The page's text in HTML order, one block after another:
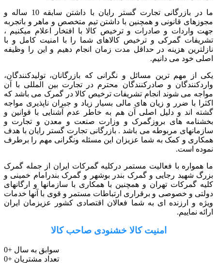
ما در بازرگانی تجارت گستر رایان با داشتن سابقه 10 ساله و
مجوزهای قانونی و همچنین با داشتن تیم متخصص و ماهر و باتجربه
جهت واردات و صادرات و ترخیص کالا با افتخار اعلام میکنیم ،
تشریفات گمرکی و ترخیص کالاهای شما را با امنیت کامل و با
نازلترین هزینه در حداقل مدت زمان انجام دهیم و این را وظیفه
اصلی خود می دانیم.
یکی از مهم ترین مسائل و نگرانی که بازرگانان، تولیدکنندگان،
واردکنندگان و صادرکنندگان محترم در تجارت بین المللی با آن
مواجه می شوند انجام تشریفات ترخیص کالا در گمرک می باشد که
اکثرا با ضرر و زیان های مالی بسیار زیاد و جبران ناپذیری مواجه
گشته اند و دلیل اصلی آن هم به خاطر عدم آشنایی با قوانین و
بخشنامه های بروزگمرک و وزارت صنعت و معدن و تجارت و
سازمانهای مربوطه می باشد . بازرگانی تجارت گستر رایان با هدف
همکاری و کمک به شما عزیزان این مسئله ونگرانی مهم را برطرف
نموده است.
ما همواره با فعالیت مستمر درکلیه گمرکات ایران از جمله گمرک
بزرگ شهید رجایی و گمرک بندر بوشهر و گمرک بندرامام خمینی و
کلیه گمرکات تهران و همچنین با همکاری با سازمانها و ارگانهای
دولتی و خصوصی و برقراری ارتباطات مستمر و قوی با آنها خدمات
ویژه و ارزنده ای به شما فعالان اقتصادی کشور عزیزمان ایران
ارائه نماییم.
امنیت کالا خشنودی صاحب کالا
0+ سوابق به سال
0+ تعداد مشتریان